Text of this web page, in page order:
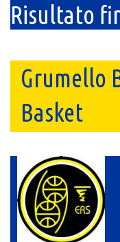
Risultato
Grumello
Basket